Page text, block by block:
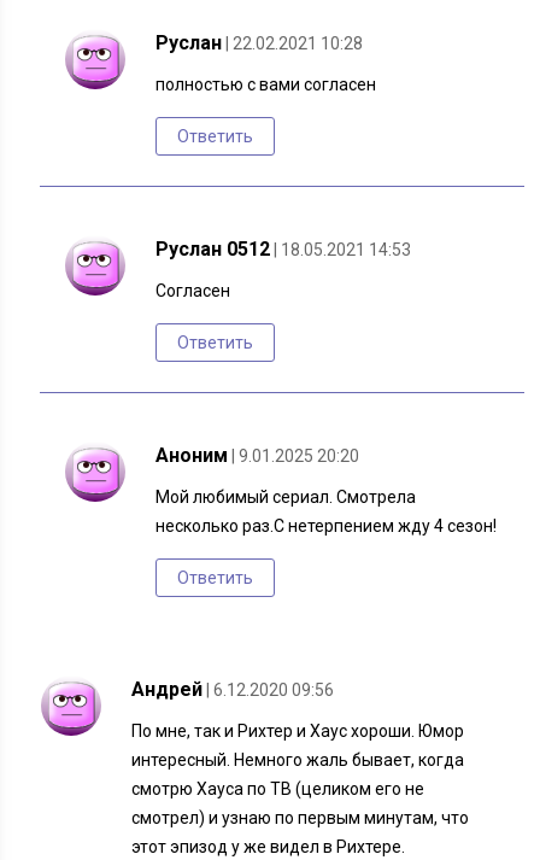
Руслан | 22.02.2021 10:28
полностью с вами согласен
Ответить
Руслан 0512 | 18.05.2021 14:53
Согласен
Ответить
Аноним | 9.01.2025 20:20
Мой любимый сериал. Смотрела
несколько раз.С нетерпением жду 4 сезон!
Ответить
Андрей | 6.12.2020 09:56
По мне, так и Рихтер и Хаус хороши. Юмор
интересный. Немного жаль бывает, когда
смотрю Хауса по ТВ (целиком его не
смотрел) и узнаю по первым минутам, что
этот эпизод у же видел в Рихтере.